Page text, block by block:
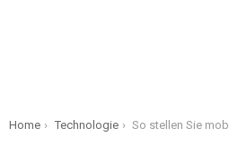
You are here:
Home Technologie So stellen Sie mobile App-Entwickler für Ihr Startup ein: Tipps und Schritte